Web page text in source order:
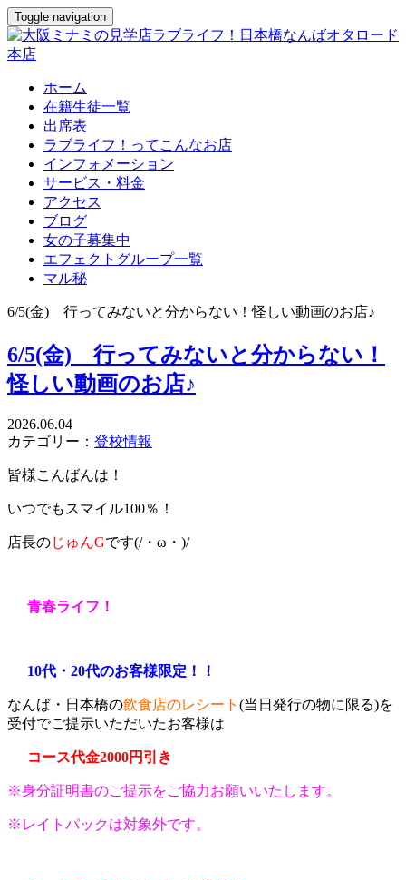
Toggle navigation
ホーム
在籍生徒一覧
出席表
ラブライフ！ってこんなお店
インフォメーション
サービス・料金
アクセス
ブログ
女の子募集中
エフェクトグループ一覧
マル秘
6/5(金) 行ってみないと分からない！怪しい動画のお店♪
6/5(金) 行ってみないと分からない！
怪しい動画のお店♪
2026.06.04
カテゴリー： 登校情報
皆様こんばんは！
いつでもスマイル100％！
店長のじゅんGです(/・ω・)/
青春ライフ！
10代・20代のお客様限定！！
なんば・日本橋の飲食店のレシート (当日発行の物に限る)を
受付でご提示いただいたお客様は
コース代金2000円引き
※身分証明書のご提示をご協力お願いいたします。
※レイトパックは対象外です。